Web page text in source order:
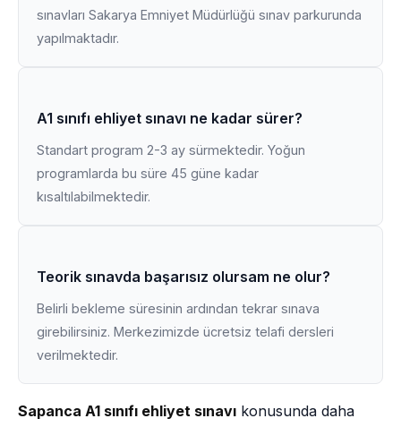
sınavları Sakarya Emniyet Müdürlüğü sınav parkurunda
yapılmaktadır.
A1 sınıfı ehliyet sınavı ne kadar sürer?
Standart program 2-3 ay sürmektedir. Yoğun
programlarda bu süre 45 güne kadar
kısaltılabilmektedir.
Teorik sınavda başarısız olursam ne olur?
Belirli bekleme süresinin ardından tekrar sınava
girebilirsiniz. Merkezimizde ücretsiz telafi dersleri
verilmektedir.
Sapanca A1 sınıfı ehliyet sınavı konusunda daha